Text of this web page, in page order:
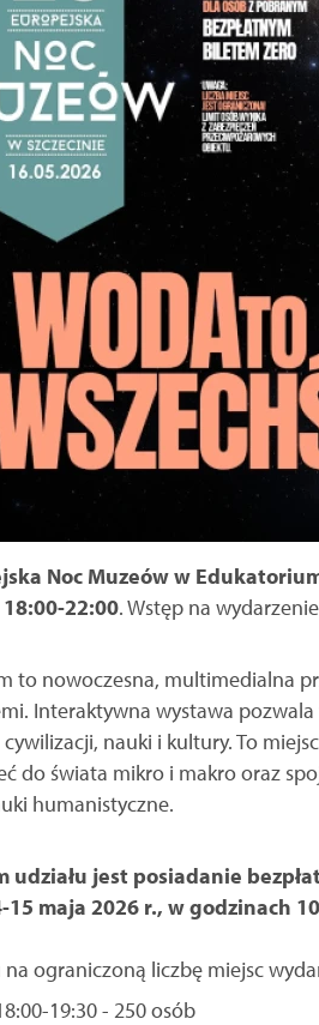
Noc Muzeów w
22:00. Wstęp na
to nowoczesna, multimedialna
Interaktywna wystawa
nauki i kultury. To
do świata mikro i makro oraz
humanistyczne.
udziału jest posiadanie
maja 2026 r., w godzinach
ograniczoną liczbę miejsc
19:30 - 250 osób